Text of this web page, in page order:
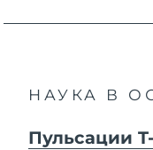
НАУКА В
Пульсации